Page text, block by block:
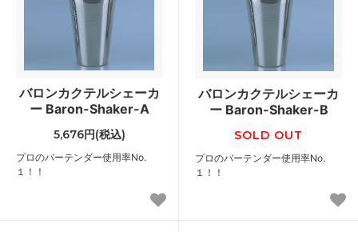
バロンカクテルシェーカ
ー Baron-Shaker-A
5,676円(税込)
プロのバーテンダー使用率No.
１！！
バロンカクテルシェーカ
ー Baron-Shaker-B
SOLD OUT
プロのバーテンダー使用率No.
１！！